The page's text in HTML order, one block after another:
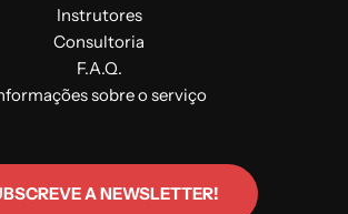
Instrutores
Consultoria
F.A.Q.
sobre o serviço
A NEWSLETTER!